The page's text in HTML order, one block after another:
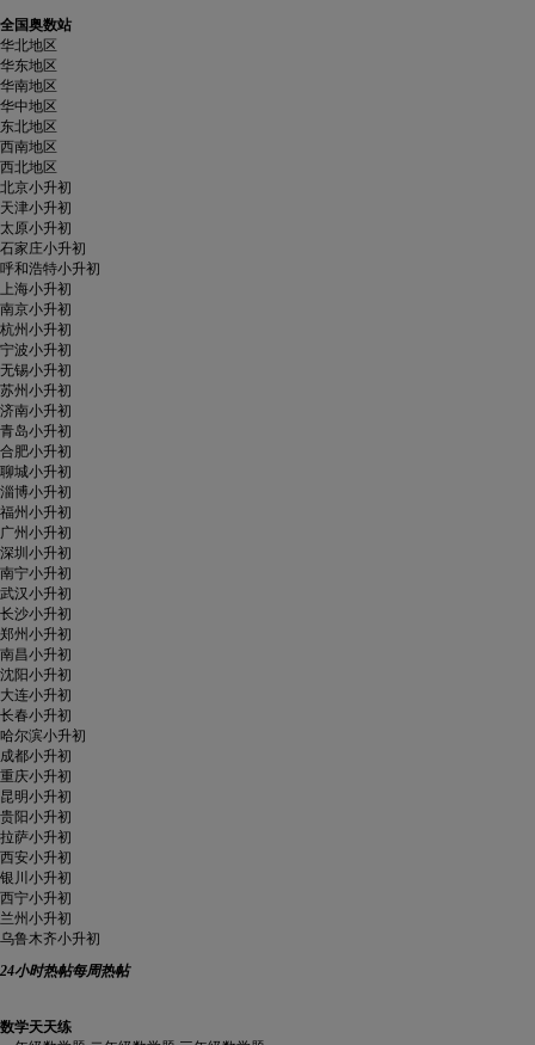
全国奥数站
华北地区
华东地区
华南地区
华中地区
东北地区
西南地区
西北地区
北京小升初
天津小升初
太原小升初
石家庄小升初
呼和浩特小升初
上海小升初
南京小升初
杭州小升初
宁波小升初
无锡小升初
苏州小升初
济南小升初
青岛小升初
合肥小升初
聊城小升初
淄博小升初
福州小升初
广州小升初
深圳小升初
南宁小升初
武汉小升初
长沙小升初
郑州小升初
南昌小升初
沈阳小升初
大连小升初
长春小升初
哈尔滨小升初
成都小升初
重庆小升初
昆明小升初
贵阳小升初
拉萨小升初
西安小升初
银川小升初
西宁小升初
兰州小升初
乌鲁木齐小升初
24小时热帖每周热帖
数学天天练